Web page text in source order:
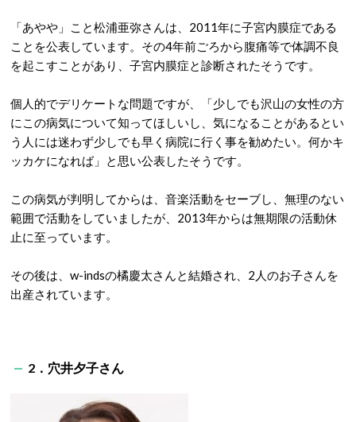
「あやや」こと松浦亜弥さんは、2011年に子宮内膜症である
ことを公表しています。その4年前ごろから腹痛等で体調不良
を起こすことがあり、子宮内膜症と診断されたそうです。
個人的でデリケートな問題ですが、「少しでも沢山の女性の方
にこの病気について知ってほしいし、気になることがあるとい
う人には迷わず少しでも早く病院に行く事を勧めたい。何かキ
ッカケになれば」と思い公表したそうです。
この病気が判明してからは、音楽活動をセーブし、無理のない
範囲で活動をしていましたが、2013年からは無期限の活動休
止に至っています。
その後は、w-indsの橘慶太さんと結婚され、2人のお子さんを
出産されています。
2．穴井夕子さん